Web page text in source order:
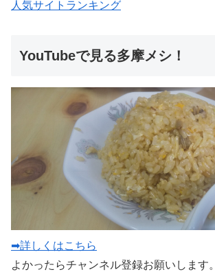
人気サイトランキング
YouTubeで見る多摩メシ！
➡詳しくはこちら
よかったらチャンネル登録お願いします。